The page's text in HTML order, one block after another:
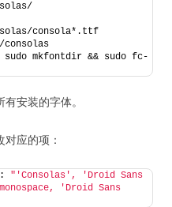
consola*.ttf
sudo mkfontdir && sudo fc-
安装的字体。
应的项：
: "'Consolas', 'Droid Sans
'Droid Sans